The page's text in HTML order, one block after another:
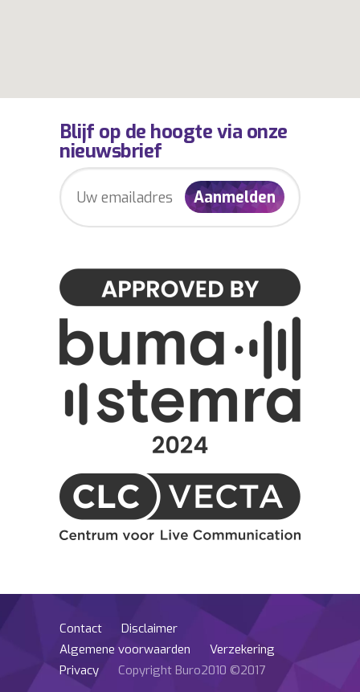
Blijf op de hoogte via onze
nieuwsbrief
Contact
Disclaimer
Algemene voorwaarden
Verzekering
Privacy
Copyright Buro2010 ©2017